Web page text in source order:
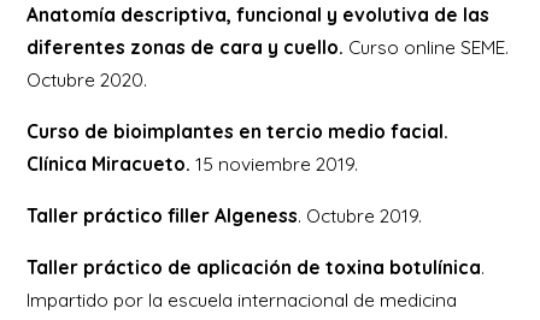
Anatomía descriptiva, funcional y evolutiva de las
diferentes zonas de cara y cuello. Curso online SEME.
Octubre 2020.
Curso de bioimplantes en tercio medio facial.
Clínica Miracueto.15 noviembre 2019.
Taller práctico filler Algeness. Octubre 2019.
Taller práctico de aplicación de toxina botulínica.
Impartido por la escuela internacional de medicina